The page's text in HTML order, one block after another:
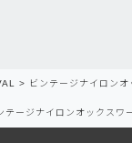
ビンテージナイロンオ
テージナイロンオックスワ